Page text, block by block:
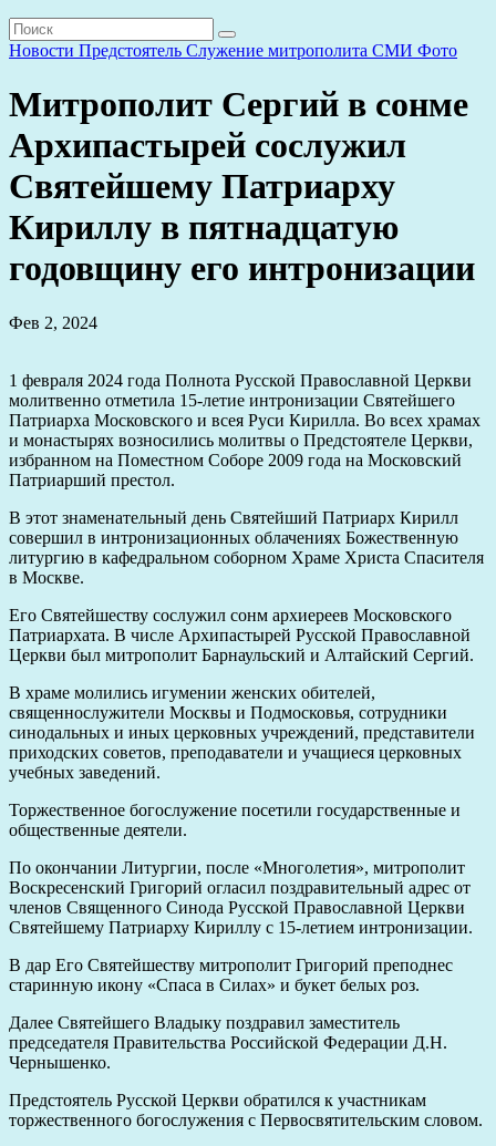
Новости Предстоятель Служение митрополита СМИ Фото
Митрополит Сергий в сонме
Архипастырей сослужил
Святейшему Патриарху
Кириллу в пятнадцатую
годовщину его интронизации
Фев 2, 2024
1 февраля 2024 года Полнота Русской Православной Церкви
молитвенно отметила 15-летие интронизации Святейшего
Патриарха Московского и всея Руси Кирилла. Во всех храмах
и монастырях возносились молитвы о Предстоятеле Церкви,
избранном на Поместном Соборе 2009 года на Московский
Патриарший престол.
В этот знаменательный день Святейший Патриарх Кирилл
совершил в интронизационных облачениях Божественную
литургию в кафедральном соборном Храме Христа Спасителя
в Москве.
Его Святейшеству сослужил сонм архиереев Московского
Патриархата. В числе Архипастырей Русской Православной
Церкви был митрополит Барнаульский и Алтайский Сергий.
В храме молились игумении женских обителей,
священнослужители Москвы и Подмосковья, сотрудники
синодальных и иных церковных учреждений, представители
приходских советов, преподаватели и учащиеся церковных
учебных заведений.
Торжественное богослужение посетили государственные и
общественные деятели.
По окончании Литургии, после «Многолетия», митрополит
Воскресенский Григорий огласил поздравительный адрес от
членов Священного Синода Русской Православной Церкви
Святейшему Патриарху Кириллу с 15-летием интронизации.
В дар Его Святейшеству митрополит Григорий преподнес
старинную икону «Спаса в Силах» и букет белых роз.
Далее Святейшего Владыку поздравил заместитель
председателя Правительства Российской Федерации Д.Н.
Чернышенко.
Предстоятель Русской Церкви обратился к участникам
торжественного богослужения с Первосвятительским словом.